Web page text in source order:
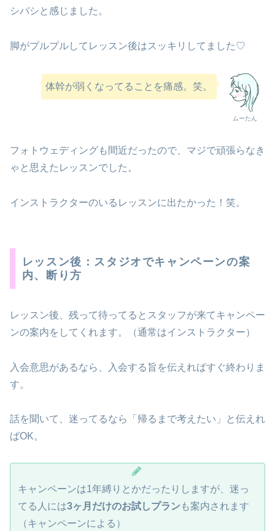
シバシと感じました。
脚がプルプルしてレッスン後はスッキリしてました♡
ムーたん
体幹が弱くなってることを痛感。笑。
フォトウェディングも間近だったので、マジで頑張らなき
ゃと思えたレッスンでした。
インストラクターのいるレッスンに出たかった！笑。
レッスン後：スタジオでキャンペーンの案
内、断り方
レッスン後、残って待ってるとスタッフが来てキャンペー
ンの案内をしてくれます。（通常はインストラクター）
入会意思があるなら、入会する旨を伝えればすぐ終わりま
す。
話を聞いて、迷ってるなら「帰るまで考えたい」と伝えれ
ばOK。
キャンペーンは1年縛りとかだったりしますが、迷っ
てる人には3ヶ月だけのお試しプラン も案内されます
（キャンペーンによる）